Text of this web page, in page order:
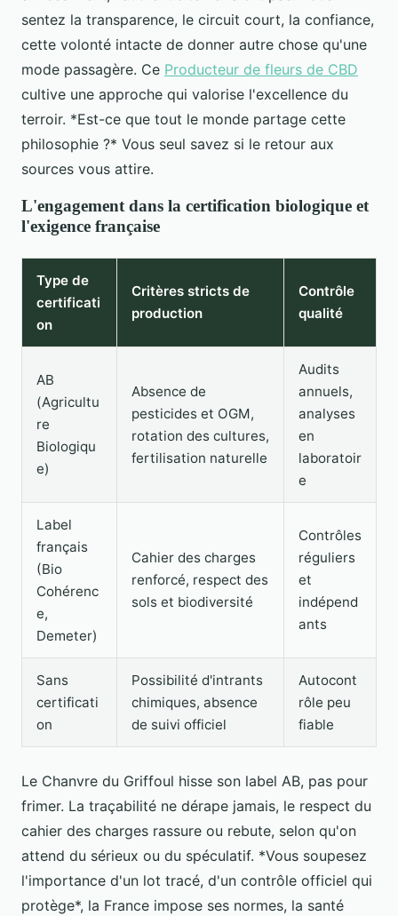
sentez la transparence, le circuit court, la confiance,
cette volonté intacte de donner autre chose qu'une
mode passagère. Ce Producteur de fleurs de CBD
cultive une approche qui valorise l'excellence du
terroir. *Est-ce que tout le monde partage cette
philosophie ?* Vous seul savez si le retour aux
sources vous attire.
L'engagement dans la certification biologique et
l'exigence française
Type de
certificati
on
Critères stricts de
production
Contrôle
qualité
AB
(Agricultu
re
Biologiqu
e)
Absence de
pesticides et OGM,
rotation des cultures,
fertilisation naturelle
Audits
annuels,
analyses
en
laboratoir
e
Label
français
(Bio
Cohérenc
e,
Demeter)
Cahier des charges
renforcé, respect des
sols et biodiversité
Contrôles
réguliers
et
indépend
ants
Sans
certificati
on
Possibilité d'intrants
chimiques, absence
de suivi officiel
Autocont
rôle peu
fiable
Le Chanvre du Griffoul hisse son label AB, pas pour
frimer. La traçabilité ne dérape jamais, le respect du
cahier des charges rassure ou rebute, selon qu'on
attend du sérieux ou du spéculatif. *Vous soupesez
l'importance d'un lot tracé, d'un contrôle officiel qui
protège*, la France impose ses normes, la santé